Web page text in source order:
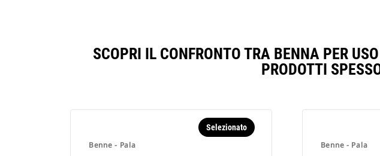
SCOPRI IL CONFRONTO TRA BENNA PER
PRODOTTI
Benne - Pala
Selezionato
Benne - Pala